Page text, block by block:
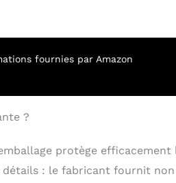
risque de basculement latéral de
enfant à interagir à hauteur de
pour utiliser sa tour
fournies par Amazon
?
protège
: le fabricant fournit